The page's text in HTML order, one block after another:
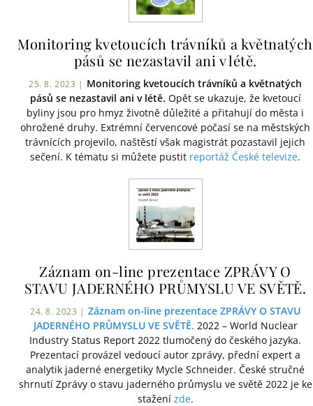
Monitoring kvetoucích trávníků a květnatých
pásů se nezastavil ani v létě.
25. 8. 2023 | Monitoring kvetoucích trávníků a květnatých
pásů se nezastavil ani v létě. Opět se ukazuje, že kvetoucí
byliny jsou pro hmyz životně důležité a přitahují do města i
ohrožené druhy. Extrémní červencové počasí se na městských
trávnících projevilo, naštěstí však magistrát pozastavil jejich
sečení. K tématu si můžete pustit reportáž České televize.
Záznam on-line prezentace ZPRÁVY O
STAVU JADERNÉHO PRŮMYSLU VE SVĚTĚ.
24. 8. 2023 | Záznam on-line prezentace ZPRÁVY O STAVU
JADERNÉHO PRŮMYSLU VE SVĚTĚ. 2022 – World Nuclear
Industry Status Report 2022 tlumočený do českého jazyka.
Prezentací provázel vedoucí autor zprávy, přední expert a
analytik jaderné energetiky Mycle Schneider. České stručné
shrnutí Zprávy o stavu jaderného průmyslu ve světě 2022 je ke
stažení zde.